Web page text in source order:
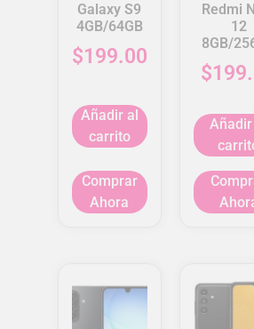
Galaxy S9
4GB/64GB
$199.00
Añadir al
carrito
Comprar
Ahora
Redmi
12
8GB/
$